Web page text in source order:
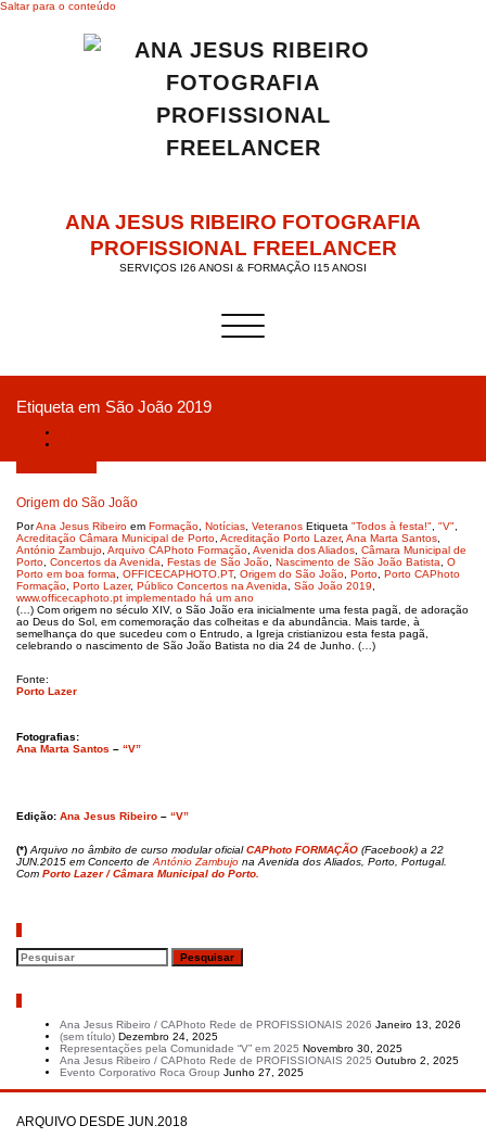
Saltar para o conteúdo
ANA JESUS RIBEIRO FOTOGRAFIA
PROFISSIONAL FREELANCER
SERVIÇOS I26 ANOSI & FORMAÇÃO I15 ANOSI
Alternar a navegação
Etiqueta em São João 2019
Origem do São João
PorAna Jesus Ribeiro em Formação Notícias Veteranos Etiqueta "Todos à festa!" "V"
Acreditação Câmara Municipal de Porto Acreditação Porto Lazer, Ana Marta Santos
António Zambujo Arquivo CAPhoto Formação Avenida dos Aliados Câmara Municipal de
Porto Concertos da Avenida Festas de São João Nascimento de São João Batista
O
Porto em boa forma
OFFICECAPHOTO.PT, Origem do São João Porto Porto CAPhoto
Formação Porto Lazer, Público Concertos na Avenida São João 2019
www.officecaphoto.pt implementado há um ano
(…) Com origem no século XIV, o São João era inicialmente uma festa pagã, de adoração
ao Deus do Sol, em comemoração das colheitas e da abundância. Mais tarde, à
semelhança do que sucedeu com o Entrudo, a Igreja cristianizou esta festa pagã,
celebrando o nascimento de São João Batista no dia 24 de Junho. (…)
Fonte:
Porto Lazer
Fotografias:
Ana Marta Santos – “V”
Edição: Ana Jesus Ribeiro – “V”
(*) Arquivo no âmbito de curso modular oficial CAPhoto FORMAÇÃO (Facebook) a 22
JUN.2015 em Concerto de António Zambujo na Avenida dos Aliados, Porto, Portugal.
Com Porto Lazer / Câmara Municipal do Porto.
Ana Jesus Ribeiro / CAPhoto Rede de PROFISSIONAIS 2026 Janeiro 13, 2026
(sem título) Dezembro 24, 2025
Representações pela Comunidade “V” em 2025 Novembro 30, 2025
Ana Jesus Ribeiro / CAPhoto Rede de PROFISSIONAIS 2025 Outubro 2, 2025
Evento Corporativo Roca Group Junho 27, 2025
ARQUIVO DESDE JUN.2018